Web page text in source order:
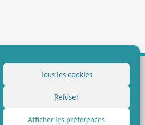
Tous les cookies
Refuser
Afficher les préférences
RSS